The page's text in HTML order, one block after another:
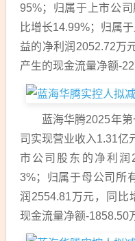
95%；归属于上市公
比增长14.99%；归属
益的净利润 2052.72万
产生的现金流量净额-
蓝海华腾2025年
司实现营业收入1.31亿
市公司股东的净利润
3%；归属于母公司所
润 2554.81万元，同比
现金流量净额-1858.50